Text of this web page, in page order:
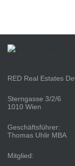
RED Real Estates
Sterngasse 3/2/6
1010 Wien
Geschäftsführer:
Thomas Uhlir MBA
Mitglied: